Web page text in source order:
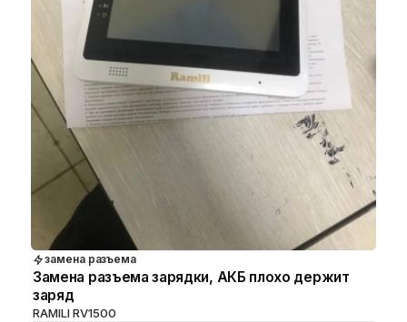
замена разъема
Замена разъема зарядки, АКБ плохо держит
заряд
RAMILI RV1500